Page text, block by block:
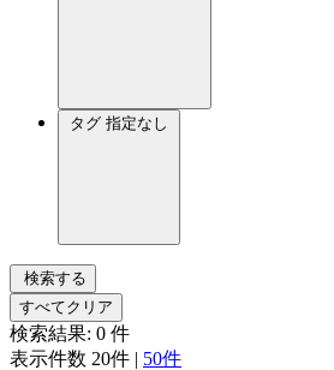
タグ 指定なし
検索する
すべてクリア
検索結果: 0 件
表示件数 20件 | 50件